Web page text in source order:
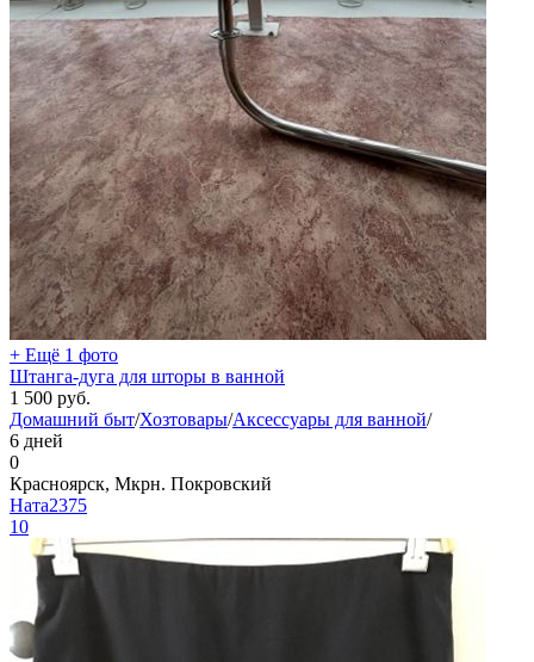
+ Ещё 1 фото
Штанга-дуга для шторы в ванной
1 500 руб.
Домашний быт/Хозтовары/Аксессуары для ванной/
6 дней
0
Красноярск, Мкрн. Покровский
Ната2375
10